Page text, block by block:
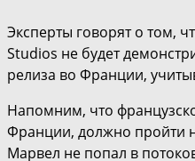
Эксперты говорят о том,
Studios не будет
релиза во Франции,
Напомним, что
Франции, должно пройти
Марвел не попал в